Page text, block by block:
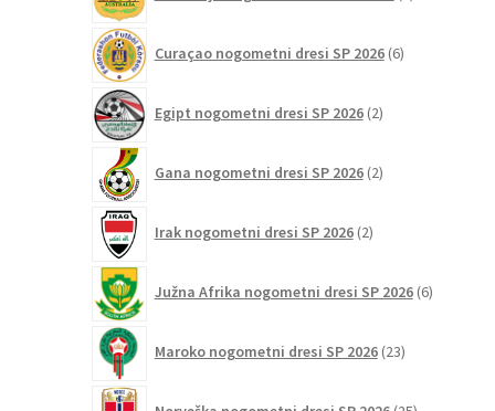
Curaçao nogometni dresi SP 2026 6izdelkov
Egipt nogometni dresi SP 2026 2izdelka
Gana nogometni dresi SP 2026 2izdelka
Irak nogometni dresi SP 2026 2izdelka
Južna Afrika nogometni dresi SP 2026 6izdelkov
Maroko nogometni dresi SP 2026 23izdelkov